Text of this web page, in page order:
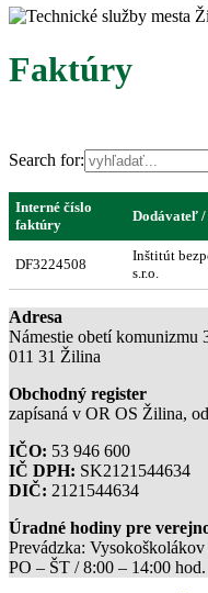
Faktúry
Search for:
Interné číslo
faktúry
Dodávateľ
DF3224508
Inštitút
s.r.o.
Adresa
Námestie obetí komunizmu
011 31 Žilina
Obchodný register
zapísaná v OR OS Žilina,
IČO: 53 946 600
IČ DPH: SK2121544634
DIČ: 2121544634
Úradné hodiny pre
Prevádzka:
PO – ŠT / 8:00 – 14:00 hod.